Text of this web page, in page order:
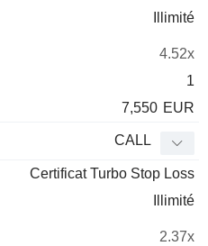
Illimité
4.52x
1
7,550 EUR
CALL
Certificat Turbo Stop Loss
Illimité
2.37x